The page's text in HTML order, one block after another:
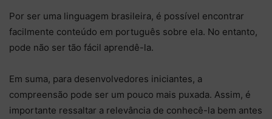
Por ser uma linguagem brasileira, é possível encontrar
facilmente conteúdo em português sobre ela. No entanto,
pode não ser tão fácil aprendê-la.
Em suma, para desenvolvedores iniciantes, a
compreensão pode ser um pouco mais puxada. Assim, é
importante ressaltar a relevância de conhecê-la bem antes